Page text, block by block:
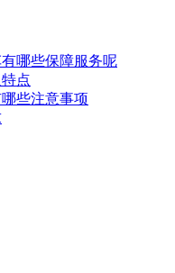
哪些保障服务呢
点
些注意事项